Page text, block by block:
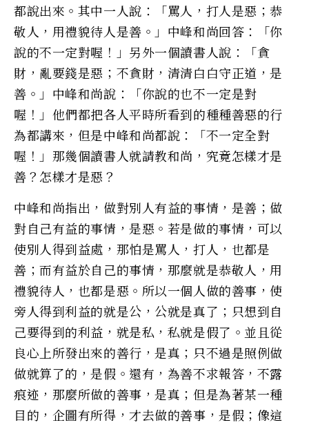
都說出來。其中一人說：「罵人，打人是惡；恭
敬人，用禮貌待人是善。」中峰和尚回答：「你
說的不一定對喔！」另外一個讀書人說：「貪
財，亂要錢是惡；不貪財，清清白白守正道，是
善。」中峰和尚說：「你說的也不一定是對
喔！」他們都把各人平時所看到的種種善惡的行
為都講來，但是中峰和尚都說：「不一定全對
喔！」那幾個讀書人就請教和尚，究竟怎樣才是
善？怎樣才是惡？
中峰和尚指出，做對別人有益的事情，是善；做
對自己有益的事情，是惡。若是做的事情，可以
使別人得到益處，那怕是罵人，打人，也都是
善；而有益於自己的事情，那麼就是恭敬人，用
禮貌待人，也都是惡。所以一個人做的善事，使
旁人得到利益的就是公，公就是真了；只想到自
己要得到的利益，就是私，私就是假了。並且從
良心上所發出來的善行，是真；只不過是照例做
做就算了的，是假。還有，為善不求報答，不露
痕迹，那麼所做的善事，是真；但是為著某一種
目的，企圖有所得，才去做的善事，是假；像這